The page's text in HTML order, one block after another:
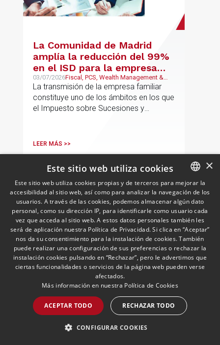
La Comunidad de Madrid
amplía la reducción del 99%
en el ISD para la empresa
familiar: una reforma que
trasciende el núcleo familiar
03/07/2026Fiscal, PCS, Wealth Management &
Family Business
La transmisión de la empresa familiar
constituye uno de los ámbitos en los que
el Impuesto sobre Sucesiones y
LEER MÁS >>
Insight Defensa y
Aeroespacial | Junio 2026
Defensa & Aeroespacial
El grupo de Defensa y Aeroespacial de
Andersen ha elaborado un Insight con las
novedades normativas más relevantes
SPANISH
ENGLISH
PORTUGUESE
×
Este sitio web utiliza cookies
Este sitio web utiliza cookies propias y de terceros para mejorar la
accesibilidad al sitio web, así como para analizar la navegación de los
usuarios. A través de las cookies, podemos almacenar algún dato
personal, como su dirección IP, para identificarle como usuario cada
vez que acceda al sitio web. A estos datos personales también les
será de aplicación nuestra Política de Privacidad. Si clica en “Aceptar”
nos da su consentimiento para la instalación de cookies. También
puede realizar una configuración de sus preferencias o rechazar la
instalación cookies pulsando en “Rechazar”, pero le advertimos que
ciertas funcionalidades o servicios de la página web pueden verse
afectados.
Más información en nuestra Política de Cookies
ACEPTAR TODO RECHAZAR TODO
CONFIGURAR COOKIES